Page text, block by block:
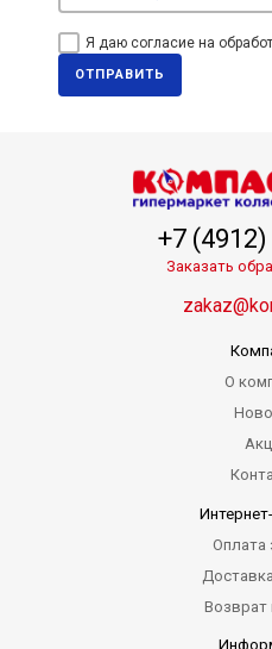
Я даю согласие на
ОТПРАВИТЬ
+7
Заказать
О
Оплата
Возврат